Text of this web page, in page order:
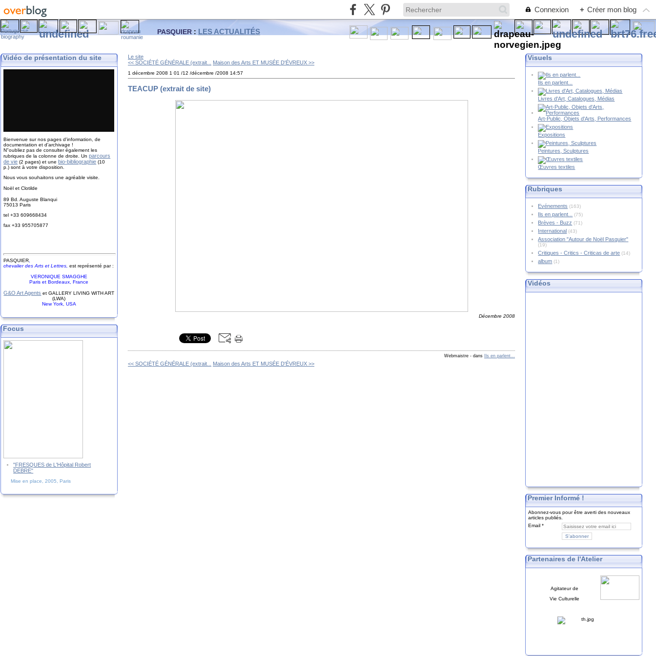
Connexion + Créer mon blog
PASQUIER : LES ACTUALITÉS
Vidéo de présentation du site
Bienvenue sur nos pages d'information, de
documentation et d'archivage !
N"oubliez pas de consulter également les
rubriques de la colonne de droite. Unparcours
de vie (2 pages) et une bio-bibliographie (10
p.) sont à votre disposition.
Nous vous souhaitons une agréable visite.
Noël et Clotilde
89 Bd. Auguste Blanqui
75013 Paris
tel +33 609668434
fax +33955705877
PASQUIER
chevalier des Arts et Lettres, est représenté par :
VERONIQUE SMAGGHE
Paris et Bordeaux, France
G&O Art Agents et GALLERY LIVING WITH ART
(LWA)
New York, USA
Focus
"FRESQUES de L'Hôpital Robert
DEBRE"
Mise en place, 2005, Paris
Le site
<< SOCIÉTÉ GÉNÉRALE (extrait...
Maison des Arts ET MUSÉE D'ÉVREUX >>
1 décembre 2008 1 01 /12 /décembre /2008 14:57
TEACUP (extrait de site)
Décembre 2008
Webmaistre - dans Ils en parlent...
<< SOCIÉTÉ GÉNÉRALE (extrait... Maison des Arts ET MUSÉE D'ÉVREUX >>
Visuels
Ils en parlent...
Livres d'Art, Catalogues, Médias
Art-Public, Objets d'Arts, Performances
Expositions
Peintures, Sculptures
Œuvres textiles
Rubriques
Evénements (163)
Ils en parlent... (75)
Brèves - Buzz (71)
International (43)
Association "Autour de Noël Pasquier"
(19)
Critiques - Critics - Criticas de arte (14)
album (1)
Vidéos
Premier Informé !
Abonnez-vous pour être averti des nouveaux
articles publiés.
Email
Partenaires de l'Atelier
Agitateur de
Vie Culturelle